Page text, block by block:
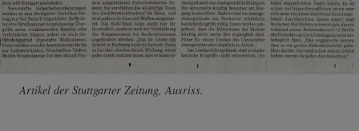
Artikel der Stuttgarter Zeitung, Ausriss.